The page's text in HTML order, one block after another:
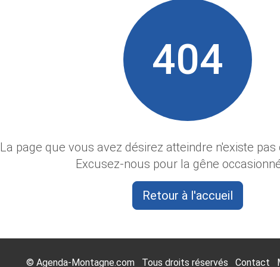
404
La page que vous avez désirez atteindre n'existe
Excusez-nous pour la gêne
Retour à l'accueil
© Agenda-Montagne.com Tous droits réservés Contact